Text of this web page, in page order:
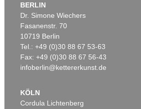
BERLIN
Dr. Simone Wiechers
Fasanenstr. 70
10719 Berlin
Tel.: +49 (0)30 88 67 53-63
Fax: +49 (0)30 88 67 56-43
infoberlin@kettererkunst.de
KÖLN
Cordula Lichtenberg